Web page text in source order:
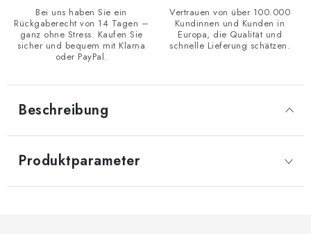
Bei uns haben Sie ein
Rückgaberecht von 14 Tagen –
ganz ohne Stress. Kaufen Sie
sicher und bequem mit Klarna
oder PayPal.
Vertrauen von über 100.000
Kundinnen und Kunden in
Europa, die Qualität und
schnelle Lieferung schätzen.
Beschreibung
Produktparameter